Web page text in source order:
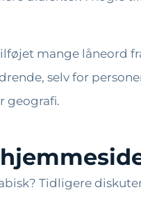
mange låneord
selv for
geografi.
Tidligere